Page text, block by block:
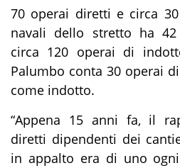
70 operai diretti e circa
navali dello stretto ha
circa 120 operai di
Palumbo conta 30 operai
come indotto.
“Appena 15 anni fa, il
diretti dipendenti dei
in appalto era di uno